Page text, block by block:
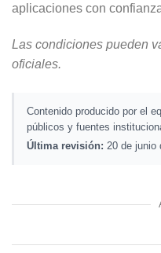
aplicaciones con
Las condiciones pueden
oficiales.
Contenido producido por el
públicos y fuentes
Última revisión: 20 de junio